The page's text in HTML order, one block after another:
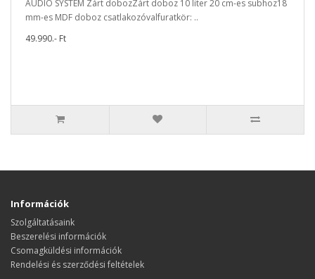
AUDIO SYSTEM Zárt dobozZárt doboz 10 liter 20 cm-es subhoz18
mm-es MDF doboz csatlakozóvalfuratkör: ..
49.990.- Ft
Információk
Szolgáltatásaink
Beszerelési információk
Csomagküldési információk
Rendelési és szerződési feltételek